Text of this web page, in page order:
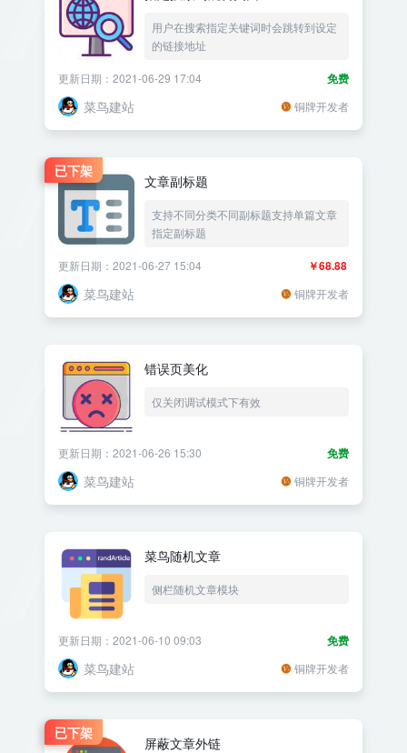
用户在搜索指定关键词时会跳转到设定
的链接地址
免费
更新日期：2021-06-29 17:04
菜鸟建站 铜牌开发者
已下架
文章副标题
支持不同分类不同副标题支持单篇文章
指定副标题
￥68.88
更新日期：2021-06-27 15:04
菜鸟建站 铜牌开发者
错误页美化
仅关闭调试模式下有效
免费
更新日期：2021-06-26 15:30
菜鸟建站 铜牌开发者
菜鸟随机文章
侧栏随机文章模块
免费
更新日期：2021-06-10 09:03
菜鸟建站 铜牌开发者
已下架
屏蔽文章外链